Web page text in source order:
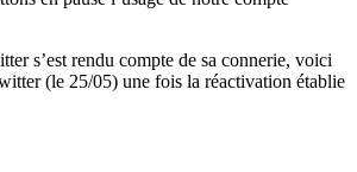
s’est rendu compte de sa connerie, voici
(le 25/05) une fois la réactivation établie